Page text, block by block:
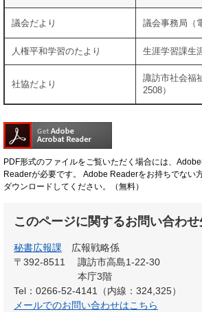
議会だより 議会事務局（
人権平和学習のたより 生涯学習課生
社協だより
諏訪市社会福
2508）
PDF形式のファイルをご覧いただく場合には、
Readerが必要です。
Adobe Readerをお持ちでない
ダウンロードしてください。（無料）
このページに関するお問い合わせ
秘書広報課
広報戦略係
〒392-8511
諏訪市高島1-22-30
本庁3階
Tel：0266-52-4141（内線：324,325）
メールでのお問い合わせはこちら